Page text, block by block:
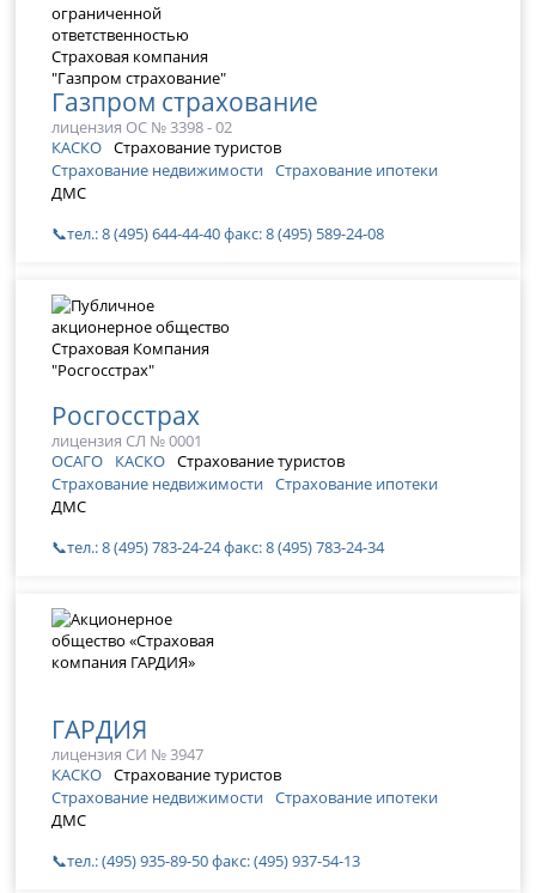
Газпром страхование
лицензия ОС № 3398 - 02
КАСКО Страхование туристов
Страхование недвижимости Страхование ипотеки
ДМС
📞тел.: 8 (495) 644-44-40 факс: 8 (495) 589-24-08
Росгосстрах
лицензия СЛ № 0001
ОСАГО
КАСКО Страхование туристов
Страхование недвижимости Страхование ипотеки
ДМС
📞тел.: 8 (495) 783-24-24 факс: 8 (495) 783-24-34
ГАРДИЯ
лицензия СИ № 3947
КАСКО Страхование туристов
Страхование недвижимости Страхование ипотеки
ДМС
📞тел.: (495) 935-89-50 факс: (495) 937-54-13